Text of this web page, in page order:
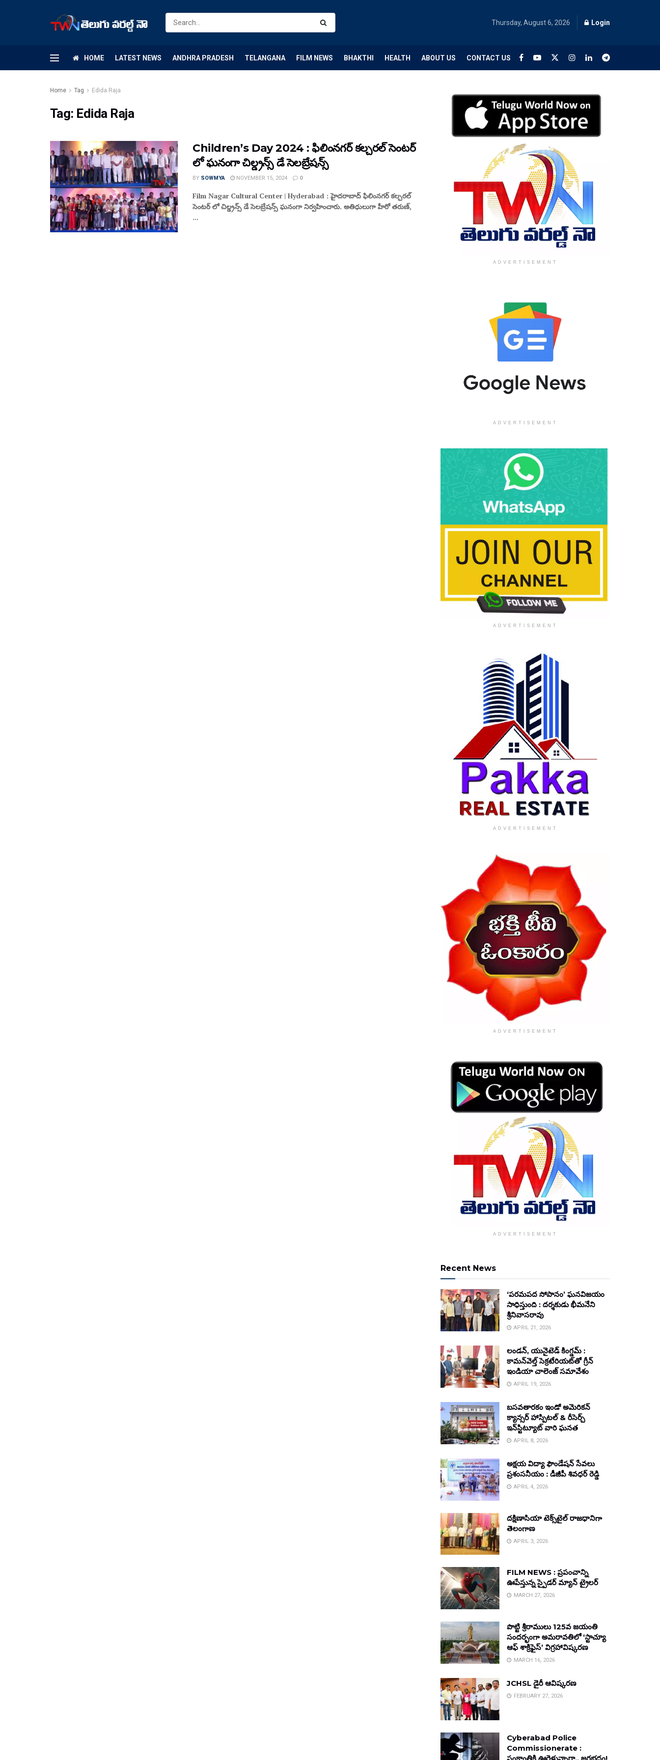
Thursday, August 6, 2026 Login
HOME LATEST NEWS ANDHRA PRADESH TELANGANA FILM NEWS BHAKTHI HEALTH ABOUT US CONTACT US
Home Tag Edida Raja
Tag: Edida Raja
Children’s Day 2024 : ఫిలింనగర్ కల్చరల్ సెంటర్
లో ఘనంగా చిల్డ్రన్స్ డే సెలబ్రేషన్స్
BY SOWMYA NOVEMBER 15, 2024 0
Film Nagar Cultural Center | Hyderabad : హైదరాబాద్ ఫిలింనగర్ కల్చరల్
సెంటర్ లో చిల్డ్రన్స్ డే సెలబ్రేషన్స్ ఘనంగా నిర్వహించారు. అతిధులుగా హీరో తరుణ్,
...
ADVERTISEMENT
ADVERTISEMENT
ADVERTISEMENT
ADVERTISEMENT
ADVERTISEMENT
ADVERTISEMENT
Recent News
‘పరమపద సోపానం’ ఘనవిజయం
సాధిస్తుంది : దర్శకుడు భీమనేని
శ్రీనివాసరావు
APRIL 21, 2026
లండన్, యునైటెడ్ కింగ్డమ్ :
కామన్‌వెల్త్ సెక్రటేరియట్‌తో గ్రీన్
ఇండియా చాలెంజ్ సమావేశం
APRIL 19, 2026
బసవతారకం ఇండో అమెరికన్
క్యాన్సర్ హాస్పిటల్ & రీసెర్చ్
ఇన్‌స్టిట్యూట్ వారి ఘనత
APRIL 8, 2026
అక్షయ విద్యా ఫౌండేషన్ సేవలు
ప్రశంసనీయం : డీజీపీ శివధర్ రెడ్డి
APRIL 4, 2026
దక్షిణాసియా టెక్స్‌టైల్ రాజధానిగా
తెలంగాణ
APRIL 3, 2026
FILM NEWS : ప్రపంచాన్ని
ఊపేస్తున్న స్పైడర్ మ్యాన్ ట్రైలర్
MARCH 27, 2026
పొట్టి శ్రీరాములు 125వ జయంతి
సందర్భంగా అమరావతిలో ‘స్టాచ్యూ
ఆఫ్ శాక్రిఫైస్’ విగ్రహావిష్కరణ
MARCH 16, 2026
JCHSL డైరీ ఆవిష్కరణ
FEBRUARY 27, 2026
Cyberabad Police
Commissionerate :